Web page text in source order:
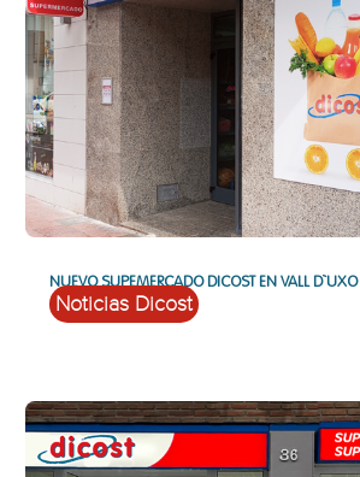
NUEVO SUPEMERCADO DICOST EN VALL D`UXO
Noticias Dicost